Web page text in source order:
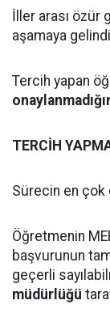
İller arası
aşamaya
Tercih yapan
TERCİH
Sürecin en çok
Öğretmenin
başvurunun
geçerli
müdürlüğü